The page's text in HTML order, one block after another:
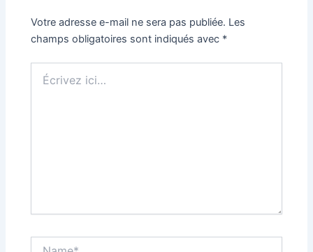
Votre adresse e-mail ne sera pas publiée. Les
champs obligatoires sont indiqués avec *
ici…